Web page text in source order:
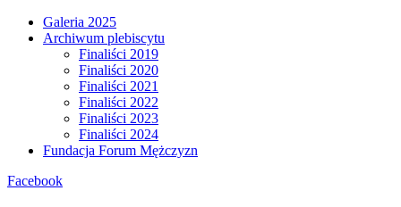
Galeria 2025
Archiwum plebiscytu
Finaliści 2019
Finaliści 2020
Finaliści 2021
Finaliści 2022
Finaliści 2023
Finaliści 2024
Fundacja Forum Mężczyzn
Facebook